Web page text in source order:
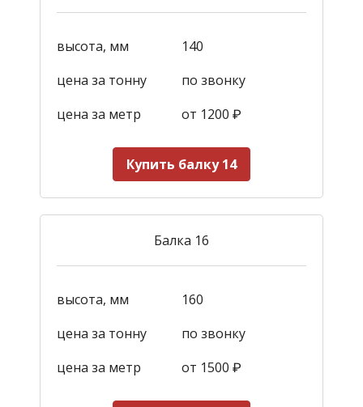
высота, мм
140
цена за тонну
по звонку
цена за метр
от 1200 ₽
Купить балку 14
Балка 16
высота, мм
160
цена за тонну
по звонку
цена за метр
от 1500 ₽